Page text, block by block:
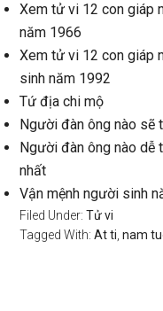
Xem tử vi 12 con giáp
năm 1966
Xem tử vi 12 con giáp
sinh năm 1992
Tứ địa chi mộ
Người đàn ông nào sẽ
Người đàn ông nào dễ
nhất
Vận mệnh người sinh
Filed Under:Tử vi
Tagged With:At ti ,nam